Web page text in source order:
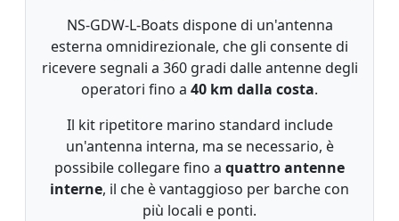
NS-GDW-L-Boats dispone di un'antenna
esterna omnidirezionale, che gli consente di
ricevere segnali a 360 gradi dalle antenne degli
operatori fino a 40 km dalla costa.
Il kit ripetitore marino standard include
un'antenna interna, ma se necessario, è
possibile collegare fino a quattro antenne
interne, il che è vantaggioso per barche con
più locali e ponti.